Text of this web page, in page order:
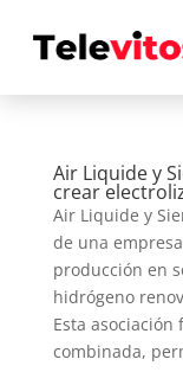
Air Liquide y
crear
Air Liquide y
de una
producción en
hidrógeno
Esta
combinada,